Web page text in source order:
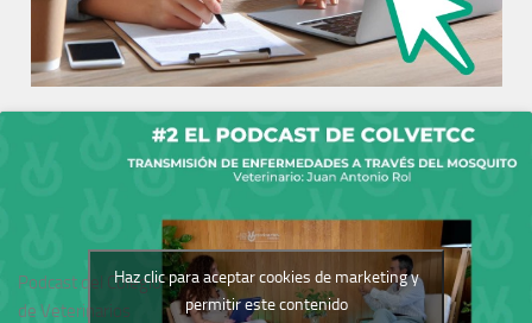
Podcast del Colegio
de Veterinarios
Haz clic para aceptar cookies de marketing y
permitir este contenido